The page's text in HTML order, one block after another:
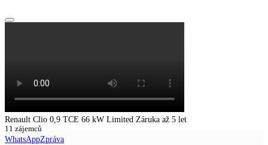
Renault Clio 0,9 TCE 66 kW Limited Záruka až 5 let
11 zájemců
WhatsAppZpráva